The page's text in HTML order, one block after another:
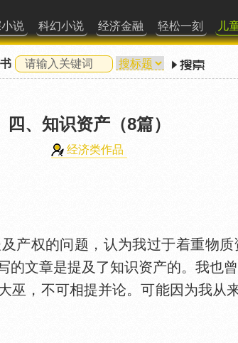
说 科幻小说 经济金融 轻松一刻 儿
四、知识资产（8篇）
经济类作品
权的问题，认为我过于着重物质
的文章是提及了知识资产的。我也
巫，不可相提并论。可能因为我从